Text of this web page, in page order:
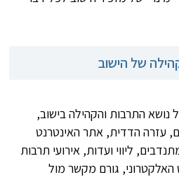
של הישוב
התרבות והקהילה בישוב,
עזרה הדדית, אתר האינטרנט
ליווי ועדות, אירועי תרבות
גורם מקשר מול